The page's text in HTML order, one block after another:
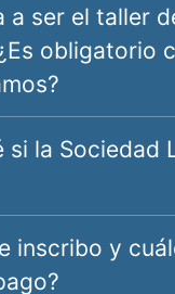
a ser el taller
obligatorio
si la Sociedad
inscribo y